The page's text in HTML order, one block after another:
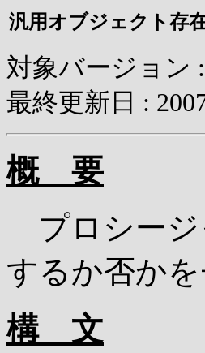
汎用オブジェクト存
対象バージョン :
最終更新日 :
概 要
プロシージ
するか否か
構 文